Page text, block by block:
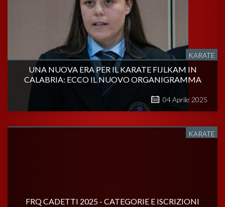
KARATE
UNA NUOVA ERA PER IL KARATE FIJLKAM IN
CALABRIA: ECCO IL NUOVO ORGANIGRAMMA
04Aprile 2025
KARATE
FRQ CADETTI 2025 - CATEGORIE E ISCRIZIONI